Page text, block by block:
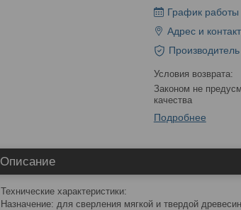
График работы
Адрес и
Законом не предусмотрен возврат и обмен данного товара надлежащего
качества
Подробнее
Описание
Технические характеристики:
Назначение: для сверления мягкой и твердой